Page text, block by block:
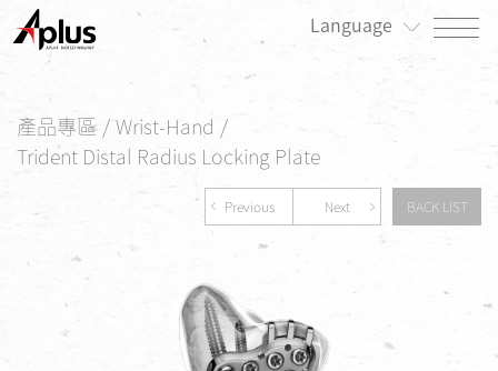
Language
最新消息
產品專區
患者專區
投資人/公司治理專區
永續發展/利害關係人專區
產品專區 /Wrist-Hand /
Trident Distal Radius Locking Plate
Previous Next BACK LIST